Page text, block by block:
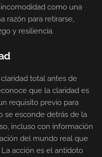
como una
razón para retirarse,
y resiliencia.
total antes de
que la claridad es
requisito previo para
se esconde detrás de la
incluso con información
del mundo real que
acción es el antídoto